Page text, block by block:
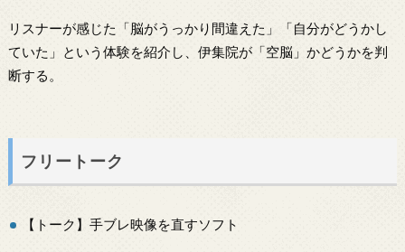
リスナーが感じた「脳がうっかり間違えた」「自分がどうかし
ていた」という体験を紹介し、伊集院が「空脳」かどうかを判
断する。
フリートーク
【トーク】手ブレ映像を直すソフト